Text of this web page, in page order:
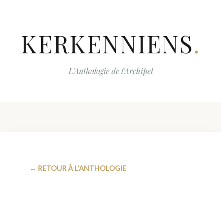
KERKENNIENS.
L'Anthologie de l'Archipel
← RETOUR À L'ANTHOLOGIE